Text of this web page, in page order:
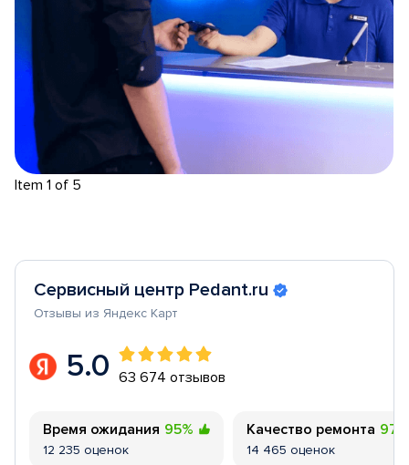
Item 1 of 5
Сервисный центр Pedant.ru
Отзывы из Яндекс Карт
5.0 63 674 отзывов
Время ожидания 95%
12 235 оценок
Качество ремонта 97%
14 465 оценок